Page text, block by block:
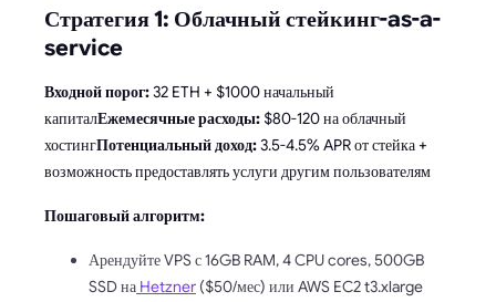
Стратегия 1: Облачный стейкинг-as-a-
service
Входной порог:32 ETH + $1000 начальный
капиталЕжемесячные расходы: $80-120 на облачный
хостингПотенциальный доход:3.5-4.5% APR от стейка +
возможность предоставлять услуги другим пользователям
Пошаговый алгоритм:
Арендуйте VPS с 16GB RAM, 4 CPU cores, 500GB
SSD на Hetzner ($50/мес) или AWS EC2 t3.xlarge